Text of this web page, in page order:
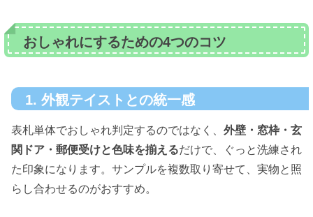
おしゃれにするための4つのコツ
1. 外観テイストとの統一感
表札単体でおしゃれ判定するのではなく、 外壁・窓枠・玄
関ドア・郵便受けと色味を揃えるだけで、ぐっと洗練され
た印象になります。サンプルを複数取り寄せて、実物と照
らし合わせるのがおすすめ。